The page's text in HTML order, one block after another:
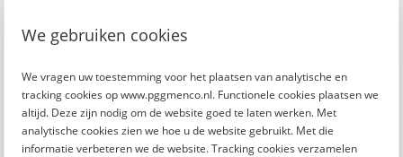
We gebruiken cookies
We vragen uw toestemming voor het plaatsen van analytische en
tracking cookies op www.pggmenco.nl. Functionele cookies plaatsen we
altijd. Deze zijn nodig om de website goed te laten werken. Met
analytische cookies zien we hoe u de website gebruikt. Met die
informatie verbeteren we de website. Tracking cookies verzamelen